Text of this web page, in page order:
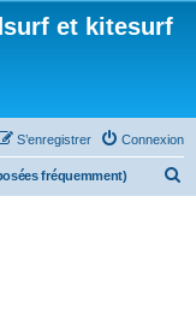
et kitesurf
Connexion
S’enregistrer
fréquemment)